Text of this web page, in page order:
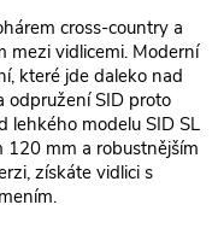
cross-country a
mezi vidlicemi. Moderní
které jde daleko nad
odpružení SID proto
lehkého modelu SID SL
120 mm a robustnějším
získáte vidlici s